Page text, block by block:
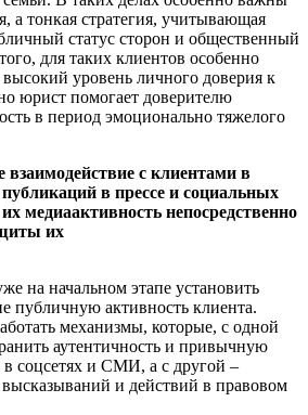
а тонкая стратегия, учитывающая
статус сторон и общественный
для таких клиентов особенно
уровень личного доверия к
юрист помогает доверителю
в период эмоционально тяжелого
с клиентами в
в прессе и социальных
медиаактивность непосредственно
их
на начальном этапе установить
публичную активность клиента.
механизмы, которые, с одной
аутентичность и привычную
соцсетях и СМИ, а с другой –
и действий в правовом